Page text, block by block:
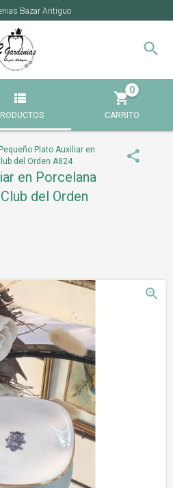
Bazar Antiguo
CARRITO
0
Pequeño Plato Auxiliar en
del Orden A824
en Porcelana
del Orden